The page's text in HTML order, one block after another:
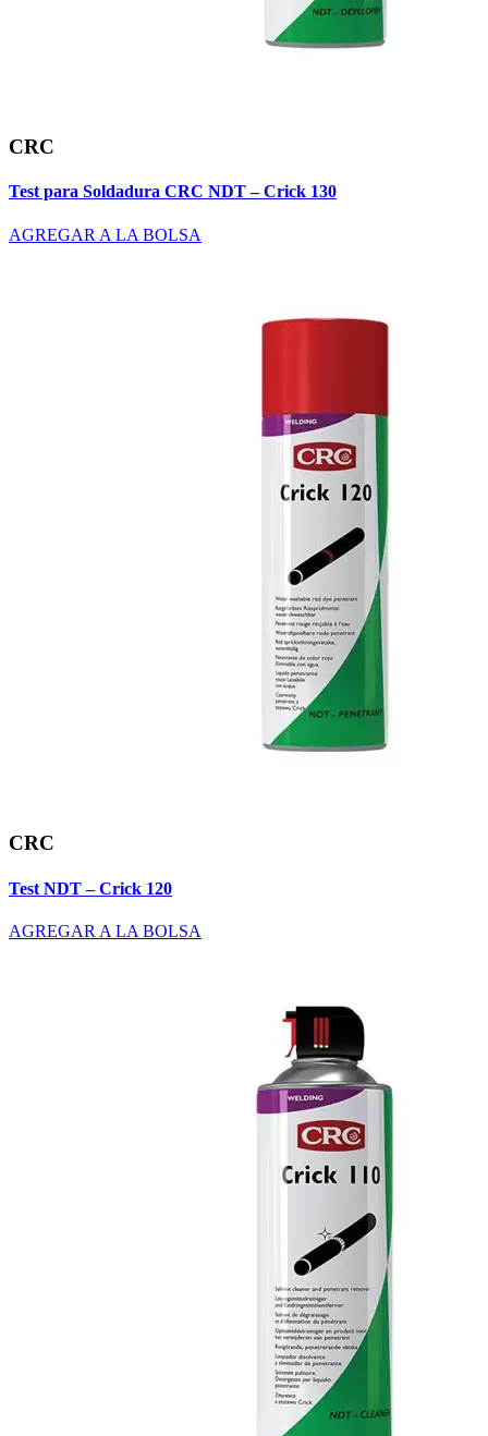
CRC
Test para Soldadura CRC NDT – Crick 130
AGREGAR A LA BOLSA
CRC
Test NDT – Crick 120
AGREGAR A LA BOLSA